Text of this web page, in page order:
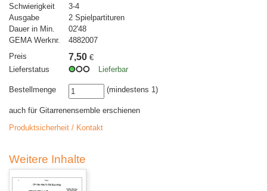
Schwierigkeit
3-4
Ausgabe
2 Spielpartituren
Dauer in Min.
02'48
GEMA Werknr.
4882007
Preis
7,50 €
Lieferstatus
Lieferbar
Bestellmenge (mindestens 1)
auch für Gitarrenensemble erschienen
Produktsicherheit / Kontakt
Weitere Inhalte